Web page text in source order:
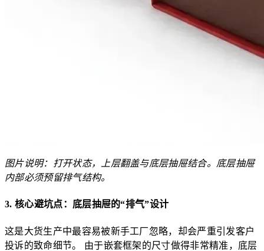
图片说明：打开状态，上层翻盖与底层抽屉结合。底层抽屉
内部必须预留排气结构。
3. 核心避坑点：底层抽屉的“排气”设计
这是大货生产中最容易被新手工厂忽略，却会严重引发客户
投诉的致命细节。 由于嵌套框架的尺寸做得非常精准，底层